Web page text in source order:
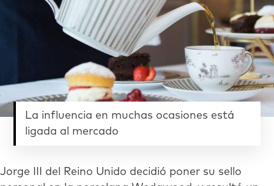
La influencia en muchas ocasiones está
ligada al mercado
Jorge III del Reino Unido decidió poner su sello